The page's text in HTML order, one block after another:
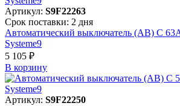
Артикул: S9F22263
Срок поставки: 2 дня
Автоматический выключатель (АВ) C
Systeme9
5 105 ₽
В корзинy
Артикул: S9F22250